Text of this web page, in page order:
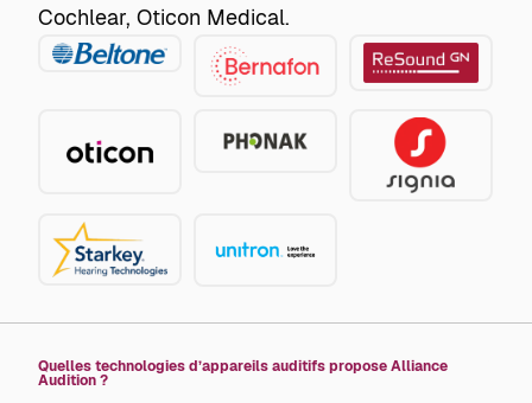
Cochlear, Oticon Medical.
Beltone
Bernafon
GN
ReSound
Oticon
Phonak
Signia
Starkey Unitron
Quelles technologies d’appareils auditifs propose Alliance
Audition ?